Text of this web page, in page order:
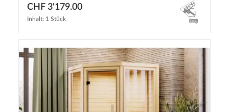
CHF 3'179.00
Inhalt: 1 Stück